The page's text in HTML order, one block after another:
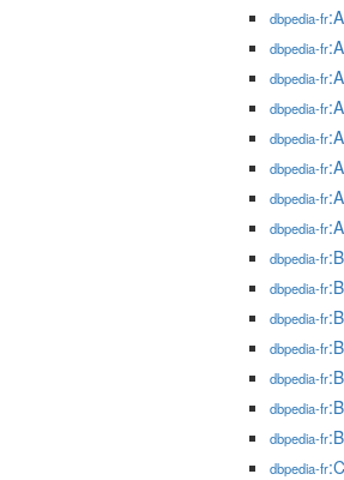
dbpedia-fr
dbpedia-fr
dbpedia-fr
dbpedia-fr
dbpedia-fr
dbpedia-fr
dbpedia-fr
dbpedia-fr
dbpedia-fr
dbpedia-fr
dbpedia-fr
dbpedia-fr
dbpedia-fr
dbpedia-fr
dbpedia-fr
dbpedia-fr